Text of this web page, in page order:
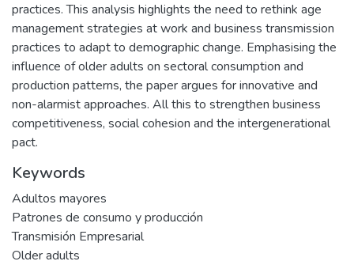
practices. This analysis highlights the need to rethink age
management strategies at work and business transmission
practices to adapt to demographic change. Emphasising the
influence of older adults on sectoral consumption and
production patterns, the paper argues for innovative and
non-alarmist approaches. All this to strengthen business
competitiveness, social cohesion and the intergenerational
pact.
Keywords
Adultos mayores
Patrones de consumo y producción
Transmisión Empresarial
Older adults